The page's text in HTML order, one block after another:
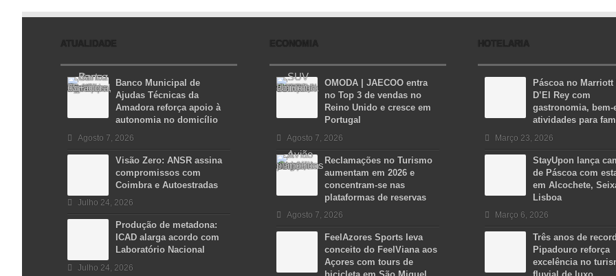
ATUALIDADE
Banco Municipal de
Ajudas Técnicas da
Amadora reforça apoio à
autonomia no domicílio
Agosto 7, 2026
Visão Zero: ANSR assina
compromissos com
Coimbra e Autoestradas
Julho 24, 2026
Produção de metadona:
ICAD alarga acordo com
Laboratório Nacional
Julho 24, 2026
ECONOMIA
OMODA | JAECOO entra
no Top 3 de vendas no
Reino Unido e cresce em
Portugal
Agosto 7, 2026
Reclamações no Turismo
aumentam em 2026 e
concentram-se nas
plataformas de reservas
Agosto 7, 2026
FeelAzores Sports leva
conceito do FeelViana aos
Açores com tours de
HOTELARIA
Páscoa no Marriott
D’El Rey com
gastronomia, bem-
atividades para
Março 23, 2026
StayUpon lança
de Páscoa com
em Alcochete,
Lisboa
Março 6, 2026
Três anos de
Pipadouro reforça
excelência no